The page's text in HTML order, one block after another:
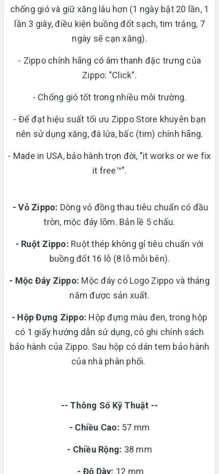
chống gió và giữ xăng lâu hơn (1 ngày bật 20 lần, 1
lần 3 giây, điều kiện buồng đốt sạch, tim trắng, 7
ngày sẽ cạn xăng).
- Zippo chính hãng có âm thanh đặc trưng của
Zippo: "Click".
- Chống gió tốt trong nhiều môi trường.
- Để đạt hiệu suất tối ưu Zippo Store khuyên bạn
nên sử dụng xăng, đá lửa, bấc (tim) chính hãng.
- Made in USA, bảo hành trọn đời, "it works or we fix
it free™".
- Vỏ Zippo: Dòng vỏ đồng thau tiêu chuẩn có đầu
tròn, mộc đáy lõm. Bản lề 5 chấu.
- Ruột Zippo: Ruột thép không gỉ tiêu chuẩn với
buồng đốt 16 lỗ (8 lỗ mỗi bên).
- Mộc Đáy Zippo: Mộc đáy có Logo Zippo và tháng
năm được sản xuất.
- Hộp Đựng Zippo: Hộp đựng màu đen, trong hộp
có 1 giấy hướng dẫn sử dụng, có ghi chính sách
bảo hành của Zippo. Sau hộp có dán tem bảo hành
của nhà phân phối.
-- Thông Số Kỹ Thuật --
- Chiều Cao: 57 mm
- Chiều Rộng: 38 mm
- Độ Dày: 12 mm